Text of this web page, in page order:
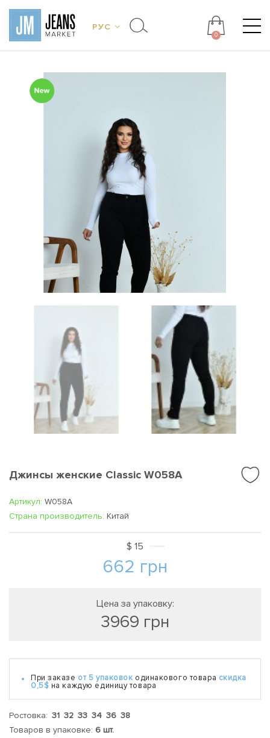
РУС
0
Джинсы женские Classic W058A
Артикул: W058A
Cтрана производитель: Китай
$ 15
662 грн
Цена за упаковку:
3969 грн
При заказе от 5 упаковок одинакового товара скидка
0,5$ на каждую единицу товара
Ростовка: 31 32 33 34 36 38
Товаров в упаковке: 6 шт.